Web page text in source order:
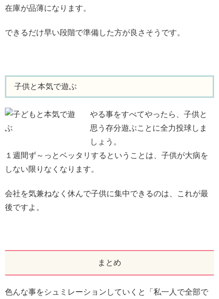
在庫が品薄になります。
できるだけ早い段階で準備した方が良さそうです。
子供と本気で遊ぶ
やる事をすべてやったら、子供と
思う存分遊ぶことに全力投球しま
しょう。
１週間ず～っとベッタリするということは、子供が大病を
しない限りなくなります。
会社を気兼ねなく休んで子供に集中できるのは、これが最
後ですよ。
まとめ
色んな事をシュミレーションしていくと「私一人で全部で